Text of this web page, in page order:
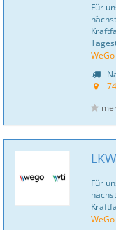
Für
Für